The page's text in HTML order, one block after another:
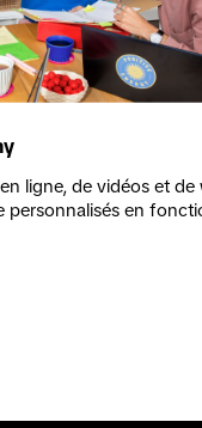
ligne, de vidéos et de
personnalisés en